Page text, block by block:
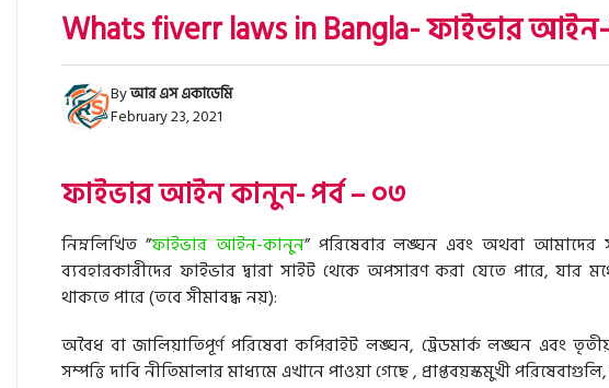
Whats fiverr laws in Bangla- ফাইভার
Byআর এস একাডেমি
February 23, 2021
ফাইভার আইন কানুন- পর্ব – ০৩
নিম্নলিখিত ”ফাইভার আইন-কানুন” পরিষেবার লঙ্ঘন এবং অথবা
ব্যবহারকারীদের ফাইভার দ্বারা সাইট থেকে অপসারণ করা যেতে পারে,
থাকতে পারে (তবে সীমাবদ্ধ নয়):
অবৈধ বা জালিয়াতিপূর্ণ পরিষেবা কপিরাইট লঙ্ঘন, ট্রেডমার্ক লঙ্ঘন এবং
সম্পত্তি দাবি নীতিমালার মাধ্যমে এখানে পাওয়া গেছে , প্রাপ্তবয়স্কমুখী